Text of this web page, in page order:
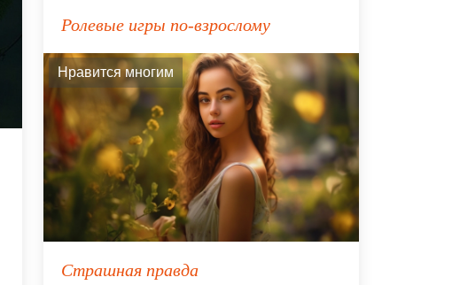
Ролевые игры по-взрослому
Нравится многим
Страшная правда